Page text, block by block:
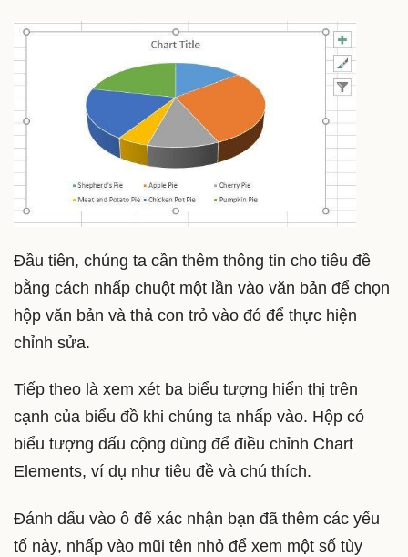
Đầu tiên, chúng ta cần thêm thông tin cho tiêu đề
bằng cách nhấp chuột một lần vào văn bản để chọn
hộp văn bản và thả con trỏ vào đó để thực hiện
chỉnh sửa.
Tiếp theo là xem xét ba biểu tượng hiển thị trên
cạnh của biểu đồ khi chúng ta nhấp vào. Hộp có
biểu tượng dấu cộng dùng để điều chỉnh Chart
Elements, ví dụ như tiêu đề và chú thích.
Đánh dấu vào ô để xác nhận bạn đã thêm các yếu
tố này, nhấp vào mũi tên nhỏ để xem một số tùy